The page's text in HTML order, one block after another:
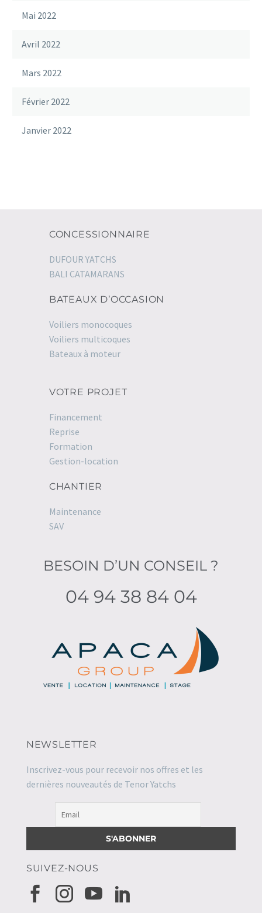
Mai 2022
Avril 2022
Mars 2022
Février 2022
Janvier 2022
CONCESSIONNAIRE
DUFOUR YATCHS
BALI CATAMARANS
BATEAUX D’OCCASION
Voiliers monocoques
Voiliers multicoques
Bateaux à moteur
VOTRE PROJET
Financement
Reprise
Formation
Gestion-location
CHANTIER
Maintenance
SAV
BESOIN D’UN CONSEIL ?
04 94 38 84 04
NEWSLETTER
Inscrivez-vous pour recevoir nos offres et les
dernières nouveautés de Tenor Yatchs
SUIVEZ-NOUS